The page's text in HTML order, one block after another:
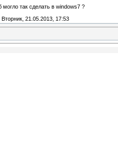
могло так сделать в windows7 ?
Вторник, 21.05.2013, 17:53